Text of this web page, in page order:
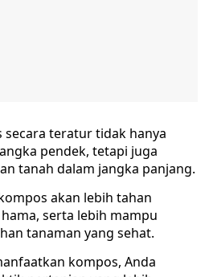
teratur tidak hanya
pendek, tetapi juga
tanah dalam jangka panjang.
akan lebih tahan
serta lebih mampu
tanaman yang sehat.
kompos, Anda